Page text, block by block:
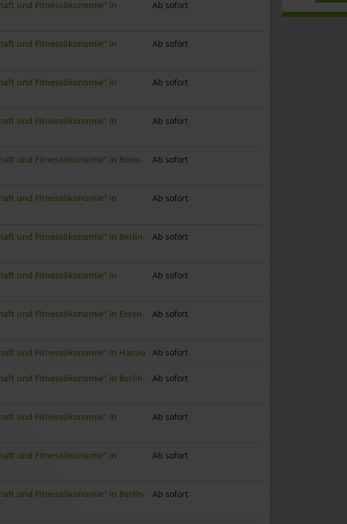
und Fitnessökonomie“ in
Ab sofort
und Fitnessökonomie“ in
Ab sofort
und Fitnessökonomie“ in
Ab sofort
und Fitnessökonomie“ in
Ab sofort
und Fitnessökonomie“ in Bonn-
Ab sofort
und Fitnessökonomie“ in
Ab sofort
und Fitnessökonomie“ in Berlin-
Ab sofort
und Fitnessökonomie“ in
Ab sofort
und Fitnessökonomie“ in Essen-
Ab sofort
und Fitnessökonomie“ in Hanau Ab sofort
und Fitnessökonomie“ in Berlin-
Ab sofort
und Fitnessökonomie“ in
Ab sofort
und Fitnessökonomie“ in
Ab sofort
und Fitnessökonomie“ in Berlin-
Ab sofort